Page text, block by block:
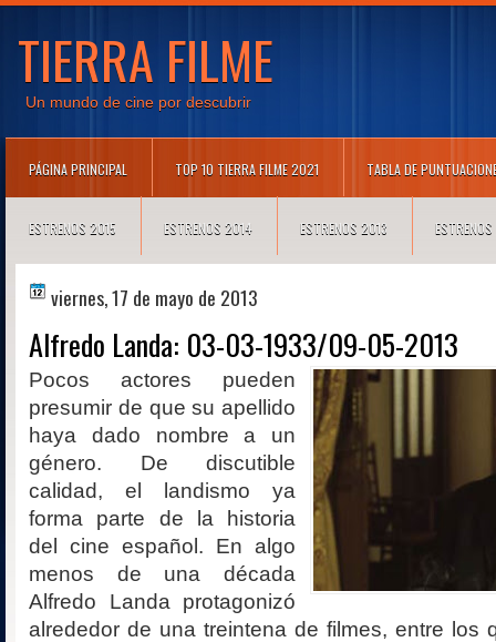
TIERRA FILME
Un mundo de cine por descubrir
PÁGINA PRINCIPAL TOP 10 TIERRA FILME 2021 TABLA DE
ESTRENOS 2015 ESTRENOS 2014 ESTRENOS 2013
viernes, 17 de mayo de 2013
Alfredo Landa: 03-03-1933/09-05-2013
Pocos actores pueden
presumir de que su apellido
haya dado nombre a un
género. De discutible
calidad, el landismo ya
forma parte de la historia
del cine español. En algo
menos de una década
Alfredo Landa protagonizó
alrededor de una treintena de filmes, entre los